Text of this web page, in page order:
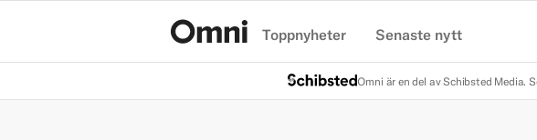
Toppnyheter Senaste nytt
Omni är en del av Schibsted Media.